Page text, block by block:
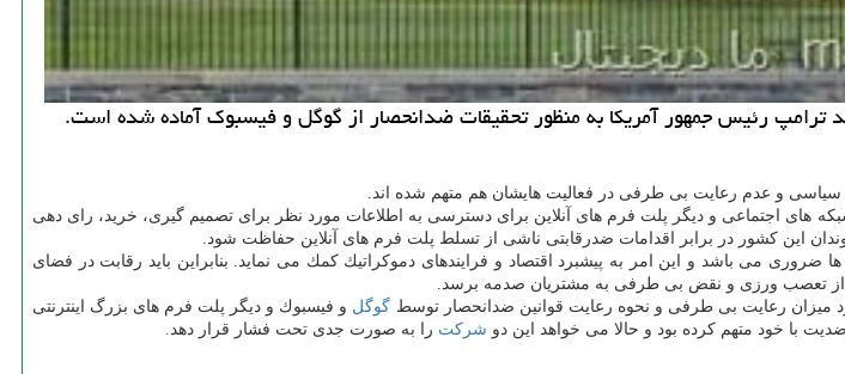
رئیس جمهور آمریكا به منظور تحقیقات ضدانحصار از گوگل و فیسبوك آماده شده است.
و عدم رعایت بی طرفی در فعالیت هایشان هم متهم شده اند.
های اجتماعی و دیگر پلت فرم های آنلاین برای دسترسی به اطلاعات مورد نظر برای تصمیم گیری، خرید، رای دهی
این كشور در برابر اقدامات ضدرقابتی ناشی از تسلط پلت فرم های آنلاین حفاظت شود.
می باشد و این امر به پیشبرد اقتصاد و فرایندهای دموكراتیك كمك می نماید. بنابراین باید رقابت در فضای
از تعصب ورزی و نقض بی طرفی به مشتریان صدمه برسد.
گوگل و فیسبوك و دیگر پلت فرم های بزرگ اینترنتی
با خود متهم كرده بود و حالا می خواهد این دو شركت را به صورت جدی تحت فشار قرار دهد.